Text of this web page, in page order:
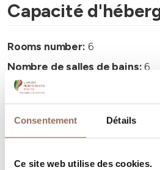
Consentement Détails
Ce site web utilise des cookies.
Capacité
Rooms number: 6
Nombre de salles de bains:6
Beds number: